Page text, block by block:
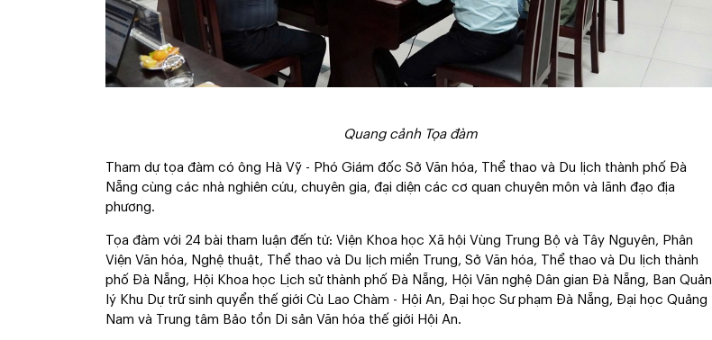
Quang cảnh Tọa đàm
Tham dự tọa đàm có ông Hà Vỹ - Phó Giám đốc Sở Văn hóa, Thể thao và Du lịch thành phố Đà
Nẵng cùng các nhà nghiên cứu, chuyên gia, đại diện các cơ quan chuyên môn và lãnh đạo địa
phương.
Tọa đàm với 24 bài tham luận đến từ: Viện Khoa học Xã hội Vùng Trung Bộ và Tây Nguyên, Phân
Viện Văn hóa, Nghệ thuật, Thể thao và Du lịch miền Trung, Sở Văn hóa, Thể thao và Du lịch thành
phố Đà Nẵng, Hội Khoa học Lịch sử thành phố Đà Nẵng, Hội Văn nghệ Dân gian Đà Nẵng, Ban Quản
lý Khu Dự trữ sinh quyển thế giới Cù Lao Chàm - Hội An, Đại học Sư phạm Đà Nẵng, Đại học Quảng
Nam và Trung tâm Bảo tồn Di sản Văn hóa thế giới Hội An.